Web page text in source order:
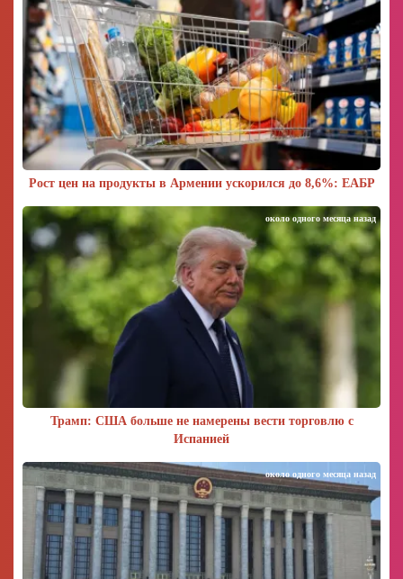
Рост цен на продукты в Армении ускорился до 8,6%: ЕАБР
Трамп: США больше не намерены вести торговлю с
Испанией
около одного месяца назад
около одного месяца назад